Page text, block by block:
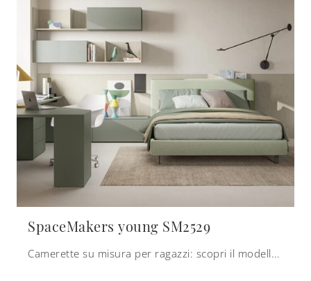
SpaceMakers young SM2529
Camerette su misura per ragazzi: scopri il modello in melaminico SpaceMakers young SM2529 di Zalf per stanzette design.